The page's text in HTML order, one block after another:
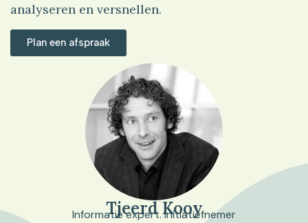
analyseren en versnellen.
Plan een afspraak
Tjeerd Kooy
Informatie expert. Initiatiefnemer